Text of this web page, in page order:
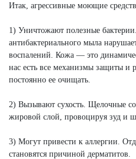
Итак, агрессивные моющие
1) Уничтожают полезные
антибактериального мыла
воспалений. Кожа — это
нас есть все механизмы защиты и
постоянно ее очищать.
2) Вызывают сухость. Щелочные
жировой слой, провоцируя зуд и
3) Могут привести к аллергии.
становятся причиной дерматитов.